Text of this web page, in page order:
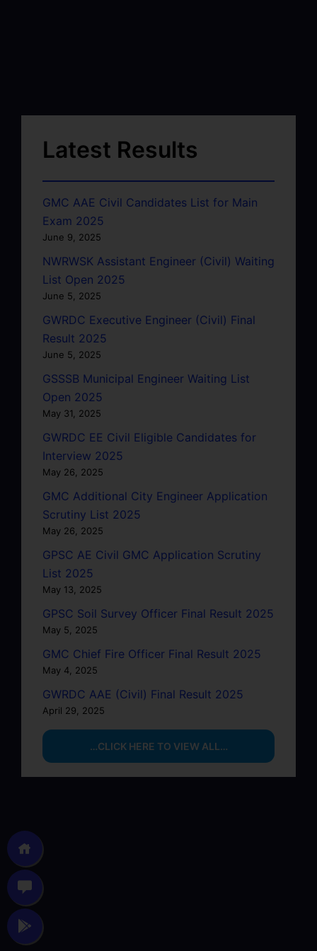
Latest Results
GMC AAE Civil Candidates List for Main
Exam 2025
June 9, 2025
NWRWSK Assistant Engineer (Civil) Waiting
List Open 2025
June 5, 2025
GWRDC Executive Engineer (Civil) Final
Result 2025
June 5, 2025
GSSSB Municipal Engineer Waiting List
Open 2025
May 31, 2025
GWRDC EE Civil Eligible Candidates for
Interview 2025
May 26, 2025
GMC Additional City Engineer Application
Scrutiny List 2025
May 26, 2025
GPSC AE Civil GMC Application Scrutiny
List 2025
May 13, 2025
GPSC Soil Survey Officer Final Result 2025
May 5, 2025
GMC Chief Fire Officer Final Result 2025
May 4, 2025
GWRDC AAE (Civil) Final Result 2025
April 29, 2025
…CLICK HERE TO VIEW ALL…